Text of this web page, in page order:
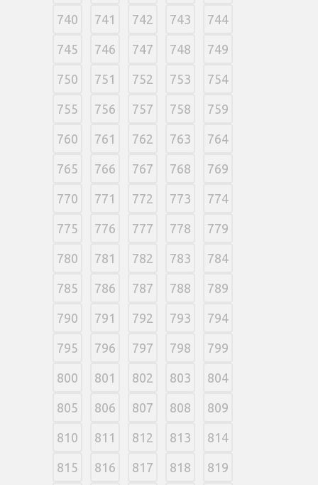
740 741 742 743 744
745 746 747 748 749
750 751 752 753 754
755 756 757 758 759
760 761 762 763 764
765 766 767 768 769
770 771 772 773 774
775 776 777 778 779
780 781 782 783 784
785 786 787 788 789
790 791 792 793 794
795 796 797 798 799
800 801 802 803 804
805 806 807 808 809
810 811 812 813 814
815 816 817 818 819